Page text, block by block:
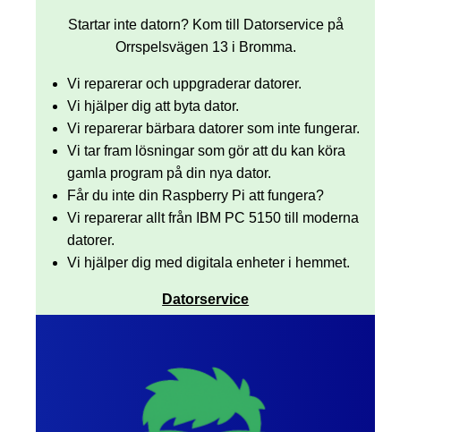
Startar inte datorn? Kom till Datorservice på
Orrspelsvägen 13 i Bromma.
Vi reparerar och uppgraderar datorer.
Vi hjälper dig att byta dator.
Vi reparerar bärbara datorer som inte fungerar.
Vi tar fram lösningar som gör att du kan köra
gamla program på din nya dator.
Får du inte din Raspberry Pi att fungera?
Vi reparerar allt från IBM PC 5150 till moderna
datorer.
Vi hjälper dig med digitala enheter i hemmet.
Datorservice